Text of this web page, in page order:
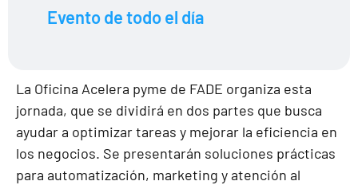
Evento de todo el día
La Oficina Acelera pyme de FADE organiza esta
jornada, que se dividirá en dos partes que busca
ayudar a optimizar tareas y mejorar la eficiencia en
los negocios. Se presentarán soluciones prácticas
para automatización, marketing y atención al